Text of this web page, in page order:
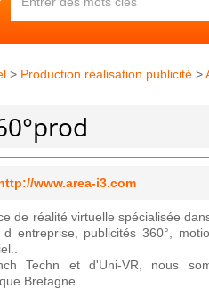
> Production réalisation publicité >
www.area-i3.com
de réalité virtuelle spécialisée
entreprise, publicités 360°,
Techn et d'Uni-VR, nous
Bretagne.